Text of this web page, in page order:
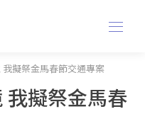
我擬祭金馬春節交通專案
我擬祭金馬春